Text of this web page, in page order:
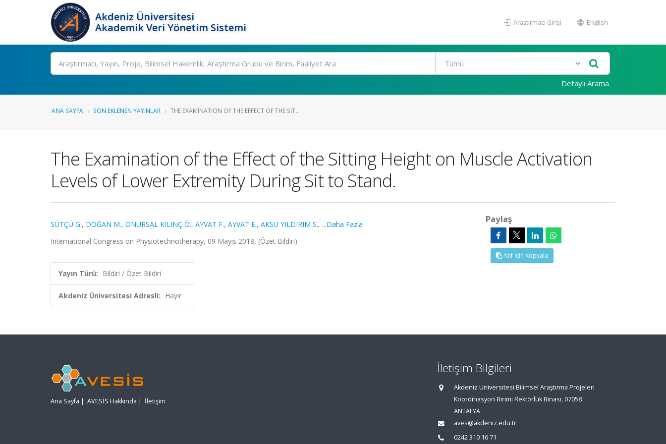
Akdeniz Üniversitesi
Akademik Veri Yönetim Sistemi
Araştırmacı Girişi English
Ara
Detaylı Arama
ANA SAYFA SON EKLENEN YAYINLAR THE EXAMINATION OF THE EFFECT OF THE SIT...
The Examination of the Effect of the Sitting Height on Muscle Activation
Levels of Lower Extremity During Sit to Stand.
SÜTÇÜ G., DOĞAN M., ONURSAL KILINÇ Ö., AYVAT F., AYVAT E., AKSU YILDIRIM S., ...Daha Fazla
International Congress on Physiotechnotherapy, 09 Mayıs 2018, (Özet Bildiri)
Yayın Türü: Bildiri / Özet Bildiri
Akdeniz Üniversitesi Adresli: Hayır
Paylaş
Atıf İçin Kopyala
Ana Sayfa | AVESİS Hakkında | İletişim
İletişim Bilgileri
Akdeniz Üniversitesi Bilimsel Araştırma Projeleri
Koordinasyon Birimi Rektörlük Binası, 07058
ANTALYA
aves@akdeniz.edu.tr
0242 310 16 71